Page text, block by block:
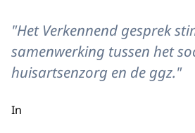
"Het Verkennend gesprek
samenwerking tussen het
huisartsenzorg en de ggz."
In